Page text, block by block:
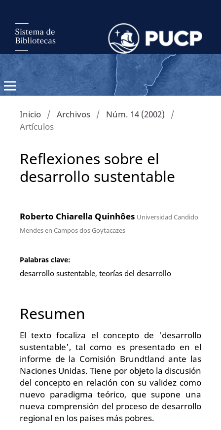
Inicio / Archivos / Núm. 14 (2002)
/
Artículos
Reflexiones sobre el
desarrollo sustentable
Roberto Chiarella Quinhôes Universidad Candido
Mendes en Campos dos Goytacazes
Palabras clave:
desarrollo sustentable, teorías del desarrollo
Resumen
El texto focaliza el concepto de 'desarrollo
sustentable', tal como es presentado en el
informe de la Comisión Brundtland ante las
Naciones Unidas. Tiene por objeto la discusión
del concepto en relación con su validez como
nuevo paradigma teórico, que supone una
nueva comprensión del proceso de desarrollo
regional en los países más pobres.